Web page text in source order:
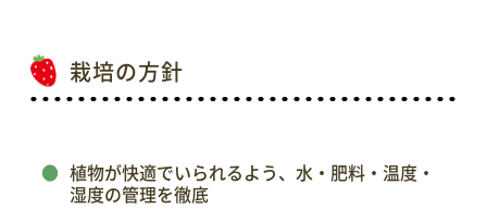
栽培の方針
植物が快適でいられるよう、水・肥料・温度・
湿度の管理を徹底